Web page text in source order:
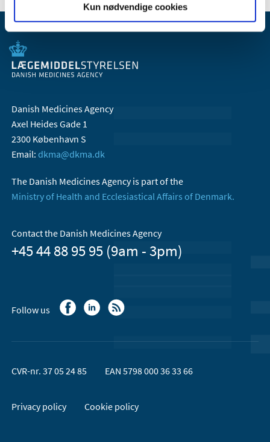
Kun nødvendige cookies
Danish Medicines Agency
Axel Heides Gade 1
2300 København S
Email: dkma@dkma.dk
The Danish Medicines Agency is part of the
Ministry of Health and Ecclesiastical Affairs of Denmark.
Contact the Danish Medicines Agency
+45 44 88 95 95 (9am - 3pm)
Follow us
CVR-nr. 37 05 24 85 EAN 5798 000 36 33 66
Privacy policy Cookie policy